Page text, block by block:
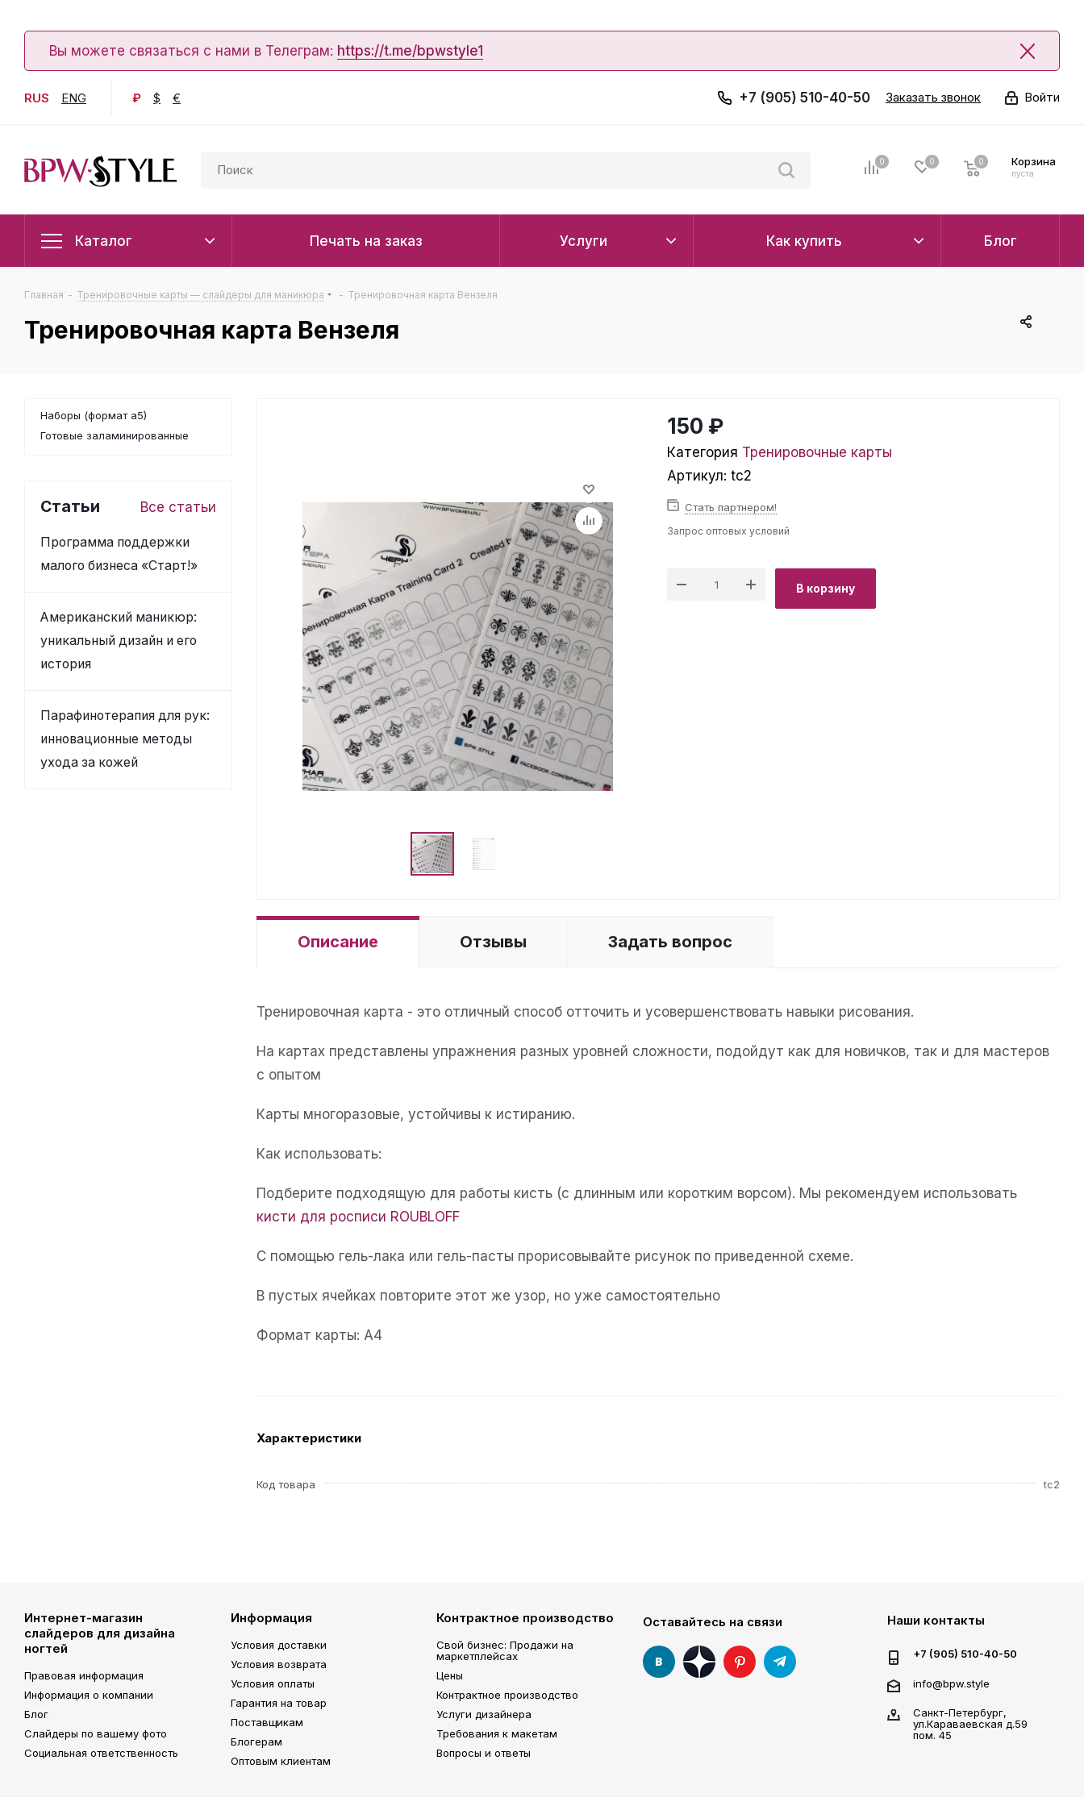
Вы можете связаться с нами в Телеграм: https://t.me/bpwstyle1
RUS ENG ₽ $ € Войти
+7 (905) 510-40-50 Заказать звонок
0 0 Корзина
0
пуста
0
Каталог Печать на заказ Услуги Как купить Блог
Главная - Тренировочные карты — слайдеры для маникюра - Тренировочная карта Вензеля
Тренировочная карта Вензеля
150 ₽
Категория Тренировочные карты
Артикул: tc2
Стать партнером!
Запрос оптовых условий
В корзину
Описание Отзывы Задать вопрос
Тренировочная карта - это отличный способ отточить и усовершенствовать навыки рисования.
На картах представлены упражнения разных уровней сложности, подойдут как для новичков, так и для мастеров
с опытом
Карты многоразовые, устойчивы к истиранию.
Как использовать:
Подберите подходящую для работы кисть (с длинным или коротким ворсом). Мы рекомендуем использовать
кисти для росписи ROUBLOFF
С помощью гель-лака или гель-пасты прорисовывайте рисунок по приведенной схеме.
В пустых ячейках повторите этот же узор, но уже самостоятельно
Формат карты: А4
Характеристики
Код товара tc2
Наборы (формат а5)
Готовые заламинированные
Статьи Все статьи
Программа поддержки
малого бизнеса «Старт!»
Американский маникюр:
уникальный дизайн и его
история
Парафинотерапия для рук:
инновационные методы
ухода за кожей
Интернет-магазин
слайдеров для дизайна
ногтей
Правовая информация
Информация о компании
Блог
Слайдеры по вашему фото
Социальная ответственность
Информация
Условия доставки
Условия возврата
Условия оплаты
Гарантия на товар
Поставщикам
Блогерам
Оптовым клиентам
Контрактное производство
Свой бизнес: Продажи на
маркетплейсах
Цены
Контрактное производство
Услуги дизайнера
Требования к макетам
Вопросы и ответы
Оставайтесь на связи Наши контакты
+7 (905) 510-40-50
info@bpw.style
Санкт-Петербург,
ул.Караваевская д.59
пом. 45